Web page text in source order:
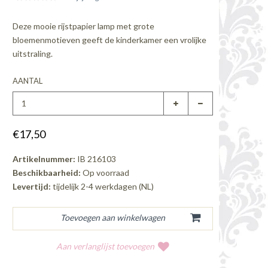
Deze mooie rijstpapier lamp met grote
bloemenmotieven geeft de kinderkamer een vrolijke
uitstraling.
AANTAL
€17,50
Artikelnummer: IB 216103
Beschikbaarheid: Op voorraad
Levertijd: tijdelijk 2-4 werkdagen (NL)
Aan verlanglijst toevoegen